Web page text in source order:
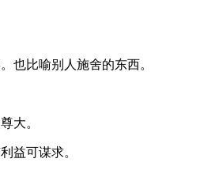
也比喻别人施舍的东西。
大。
益可谋求。